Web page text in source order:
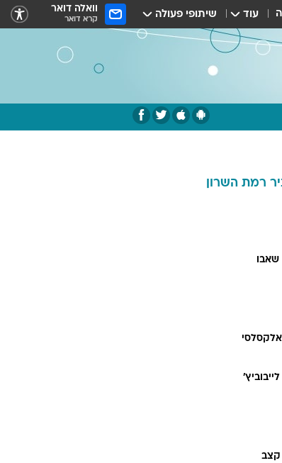
עוד שיתופי פעולה וואלה דואר
קרא דואר
רמת השרון
שאבו
אלקסלסי
לייבוביץ'
קצב